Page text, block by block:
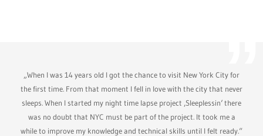
„When I was 14 years old I got the chance to visit New York City for
the first time. From that moment I fell in love with the city that never
sleeps. When I started my night time lapse project ‚Sleeplessin‘ there
was no doubt that NYC must be part of the project. It took me a
while to improve my knowledge and technical skills until I felt ready.“